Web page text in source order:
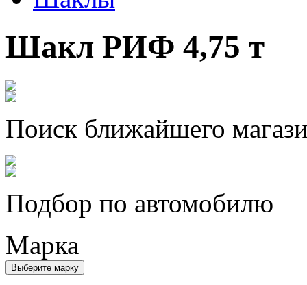
Шакл РИФ 4,75 т
Поиск ближайшего
Подбор по автомобилю
Марка
Выберите марку